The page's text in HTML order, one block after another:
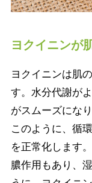
ヨクイニンが
ヨクイニンは肌
す。水分代謝が
がスムーズにな
このように、循
を正常化します
膿作用もあり、